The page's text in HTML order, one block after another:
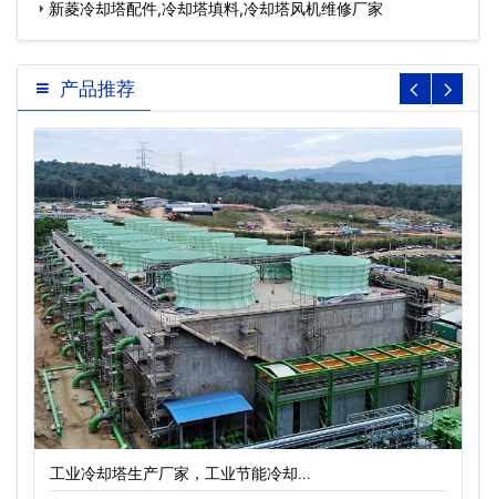
站…新菱冷却塔配件,冷却塔填料,冷却塔风机维修厂家
产品推荐
工业冷却塔生产厂家，工业节能冷却…